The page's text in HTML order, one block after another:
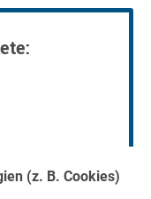
(z. B. Cookies)